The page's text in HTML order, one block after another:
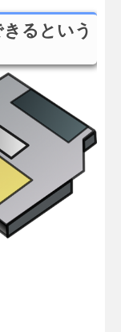
るという